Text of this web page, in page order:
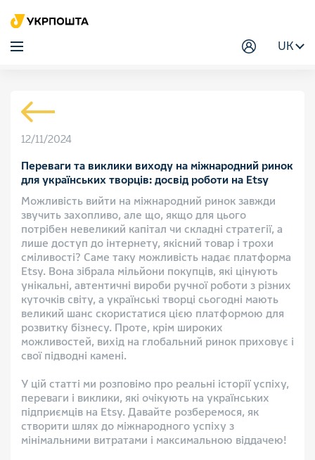
UK
12/11/2024
Переваги та виклики виходу на міжнародний ринок
для українських творців: досвід роботи на Etsy
Можливість вийти на міжнародний ринок завжди
звучить захопливо, але що, якщо для цього
потрібен невеликий капітал чи складні стратегії, а
лише доступ до інтернету, якісний товар і трохи
сміливості? Саме таку можливість надає платформа
Etsy. Вона зібрала мільйони покупців, які цінують
унікальні, автентичні вироби ручної роботи з різних
куточків світу, а українські творці сьогодні мають
великий шанс скористатися цією платформою для
розвитку бізнесу. Проте, крім широких
можливостей, вихід на глобальний ринок приховує і
свої підводні камені.
У цій статті ми розповімо про реальні історії успіху,
переваги і виклики, які очікують на українських
підприємців на Etsy. Давайте розберемося, як
створити шлях до міжнародного успіху з
мінімальними витратами і максимальною віддачею!